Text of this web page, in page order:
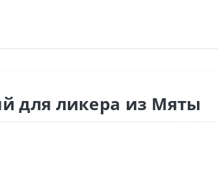
для ликера из Мяты